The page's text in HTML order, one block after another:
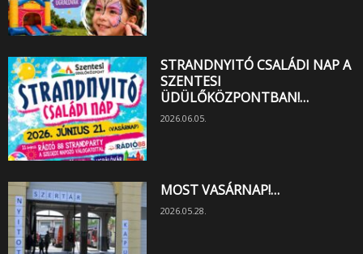
STRANDNYITÓ CSALÁDI NAP A
SZENTESI
ÜDÜLŐKÖZPONTBAN!…
2026.06.05.
MOST VASÁRNAP!…
2026.05.28.